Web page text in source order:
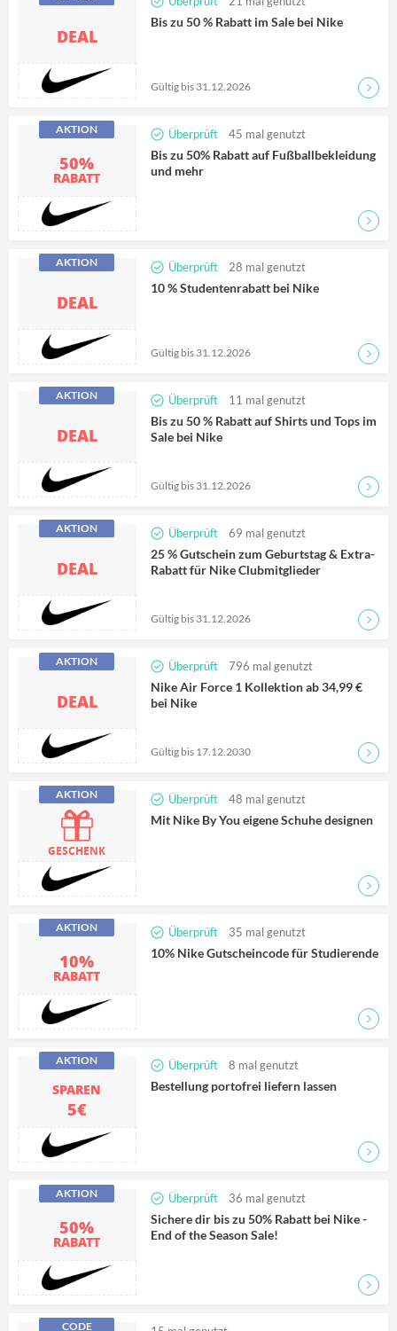
DEAL
Bis zu 50 % Rabatt im Sale bei Nike
Gültig bis 31.12.2026 Zum
50%
RABATT
AKTION Überprüft 45 mal genutzt
Bis zu 50% Rabatt auf Fußballbekleidung
und mehr
Zum
DEAL
AKTION Überprüft 28 mal genutzt
10 % Studentenrabatt bei Nike
Gültig bis 31.12.2026 Zum
DEAL
AKTION Überprüft 11 mal genutzt
Bis zu 50 % Rabatt auf Shirts und Tops im
Sale bei Nike
Gültig bis 31.12.2026 Zum
DEAL
AKTION Überprüft 69 mal genutzt
25 % Gutschein zum Geburtstag & Extra-
Rabatt für Nike Clubmitglieder
Gültig bis 31.12.2026 Zum
DEAL
AKTION Überprüft 796 mal genutzt
Nike Air Force 1 Kollektion ab 34,99 €
bei Nike
Gültig bis 17.12.2030 Zum
GESCHENK
AKTION Überprüft 48 mal genutzt
Mit Nike By You eigene Schuhe designen
Zum
10%
RABATT
AKTION Überprüft 35 mal genutzt
10% Nike Gutscheincode für Studierende
Zum
SPAREN
5€
AKTION Überprüft 8 mal genutzt
Bestellung portofrei liefern lassen
Zum
50%
RABATT
AKTION Überprüft 36 mal genutzt
Sichere dir bis zu 50% Rabatt bei Nike -
End of the Season Sale!
Zum
CODE